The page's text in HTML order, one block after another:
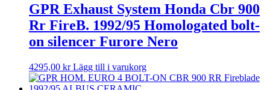
GPR Exhaust System Honda Cbr 900
Rr FireB. 1992/95 Homologated bolt-
on silencer Furore Nero
4295,00 kr Lägg till i varukorg